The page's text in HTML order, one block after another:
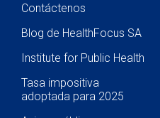
Contáctenos
Blog de HealthFocus SA
Institute for Public Health
Tasa impositiva
adoptada para 2025